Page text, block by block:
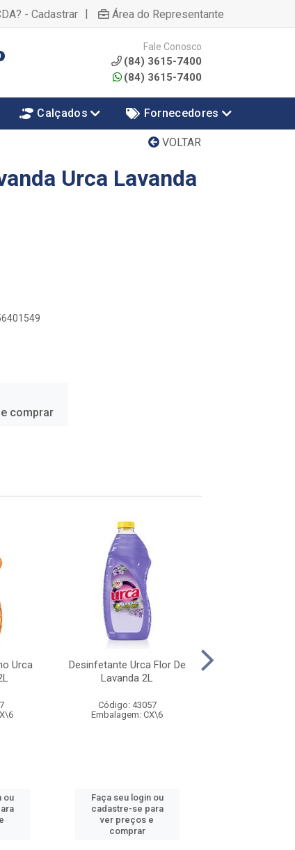
- Cadastrar | Área do Representante
Fale Conosco
(84) 3615-7400
(84) 3615-7400
Calçados Fornecedores
VOLTAR
Urca Lavanda
comprar
Urca
ou
Desinfetante Urca Flor De
Lavanda 2L
Código: 43057
Embalagem: CX\6
Faça seu login ou
cadastre-se para
ver preços e
comprar